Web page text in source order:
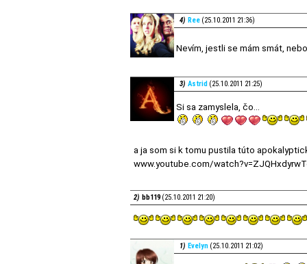
4) Ree (25.10.2011 21:36)
Nevím, jestli se mám smát,
3) Astrid (25.10.2011 21:25)
Si sa zamyslela, čo...
a ja som si k tomu pustila túto
www.youtube.com/
2) bb119(25.10.2011 21:20)
1) Evelyn (25.10.2011 21:02)